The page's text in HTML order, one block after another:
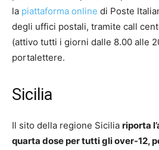
la piattaforma online di Poste
degli uffici postali, tramite call
(attivo tutti i giorni dalle 8.00 alle
portalettere.
Sicilia
Il sito della regione Sicilia riporta
quarta dose per tutti gli over-12,